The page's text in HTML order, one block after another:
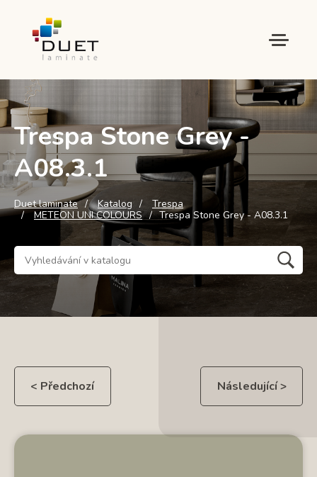
Trespa Stone Grey -
A08.3.1
Duet laminate Katalog
Trespa
METEON UNI COLOURS
Trespa Stone Grey - A08.3.1
< Předchozí Následující >